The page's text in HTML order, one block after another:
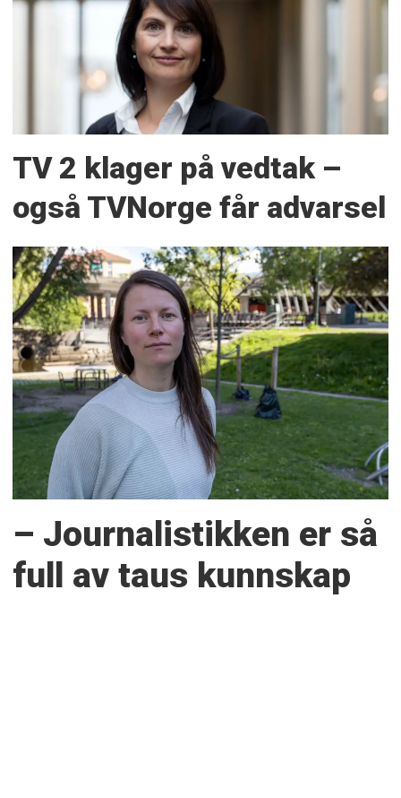
TV 2 klager på vedtak –
også TVNorge får advarsel
– Journalistikken er så
full av taus kunnskap